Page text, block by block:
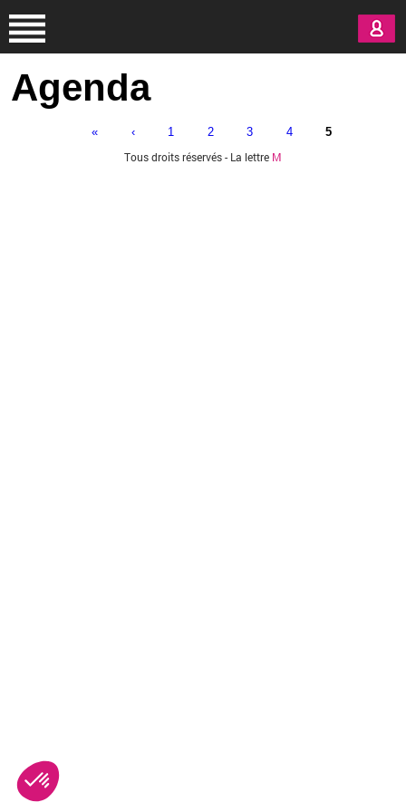
Agenda
« ‹ 1 2 3 4 5
Tous droits réservés - La lettre M